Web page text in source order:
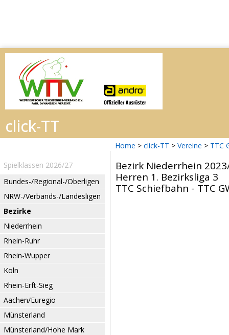
Home > click-TT > Vereine > TTC
Spielklassen 2026/27
Bundes-/Regional-/Oberligen
NRW-/Verbands-/Landesligen
Bezirke
Niederrhein
Rhein-Ruhr
Rhein-Wupper
Köln
Rhein-Erft-Sieg
Aachen/Euregio
Münsterland
Münsterland/Hohe Mark
Bezirk Niederrhein
Herren 1. Bezirksliga 3
TTC Schiefbahn - TTC